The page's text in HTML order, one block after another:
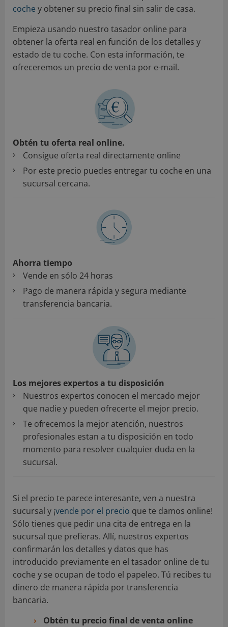
coche y obtener su precio final sin salir de casa.
Empieza usando nuestro tasador online para
obtener la oferta real en función de los detalles y
estado de tu coche. Con esta información, te
ofreceremos un precio de venta por e-mail.
Obtén tu oferta real online.
Consigue oferta real directamente online
Por este precio puedes entregar tu coche en una
sucursal cercana.
Ahorra tiempo
Vende en sólo 24 horas
Pago de manera rápida y segura mediante
transferencia bancaria.
Los mejores expertos a tu disposición
Nuestros expertos conocen el mercado mejor
que nadie y pueden ofrecerte el mejor precio.
Te ofrecemos la mejor atención, nuestros
profesionales estan a tu disposición en todo
momento para resolver cualquier duda en la
sucursal.
Si el precio te parece interesante, ven a nuestra
sucursal y ¡vende por el precio que te damos online!
Sólo tienes que pedir una cita de entrega en la
sucursal que prefieras. Allí, nuestros expertos
confirmarán los detalles y datos que has
introducido previamente en el tasador online de tu
coche y se ocupan de todo el papeleo. Tú recibes tu
dinero de manera rápida por transferencia
bancaria.
Obtén tu precio final de venta online